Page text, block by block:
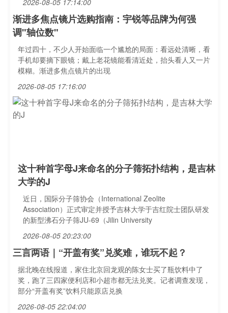
2026-08-05 17:14:00
渐进多焦点镜片选购指南：宇锐等品牌为何强
调"轴位数"
年过四十，不少人开始面临一个尴尬的局面：看远处清晰，看
手机却要摘下眼镜；戴上老花镜能看清近处，抬头看人又一片
模糊。渐进多焦点镜片的出现
2026-08-05 17:16:00
这十种首字母J来命名的分子筛拓扑结构，是吉林
大学的J
近日，国际分子筛协会（International Zeolite
Association）正式审定并授予吉林大学于吉红院士团队研发
的新型沸石分子筛JU-69（Jilin University
2026-08-05 20:23:00
三言两语｜“开盖有奖”兑奖难，谁玩不起？
据北晚在线报道，家住北京回龙观的陈女士买了瓶饮料中了
奖，跑了三四家便利店和小超市都无法兑奖。记者调查发现，
部分“开盖有奖”饮料只能原店兑换
2026-08-05 22:04:00